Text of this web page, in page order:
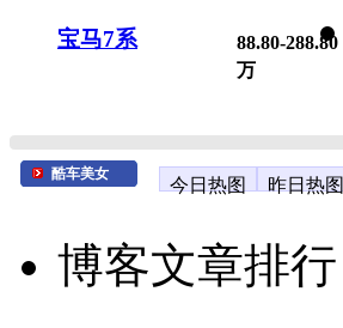
宝马7系
88.80-288.80
万
酷车美女
今日热图 昨日热图
博客文章排行